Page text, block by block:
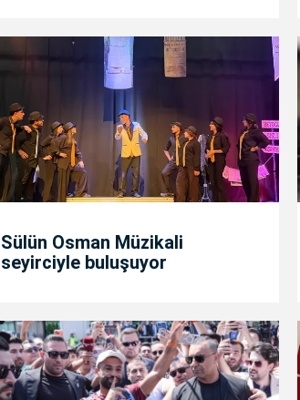
Sülün Osman Müzikali
seyirciyle buluşuyor